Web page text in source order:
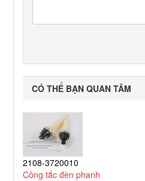
CÓ THỂ BẠN QUAN TÂM
2108-3720010
Công tắc đèn phanh